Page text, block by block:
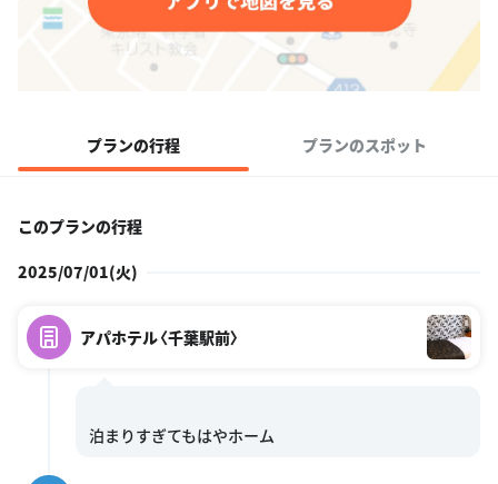
プランの行程 プランのスポット
このプランの行程
2025/07/01(火)
アパホテル〈千葉駅前〉